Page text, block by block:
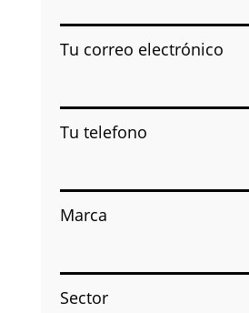
Tu correo electrónico
Tu telefono
Marca
Sector